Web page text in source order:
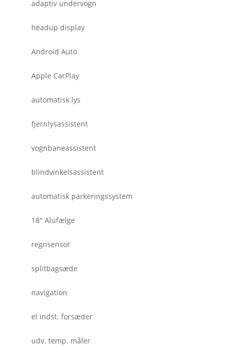
adaptiv undervogn
headup display
Android Auto
Apple CarPlay
automatisk lys
fjernlysassistent
vognbaneassistent
blindvinkelsassistent
automatisk parkeringssystem
18" Alufælge
regnsensor
splitbagsæde
navigation
el indst. forsæder
udv. temp. måler